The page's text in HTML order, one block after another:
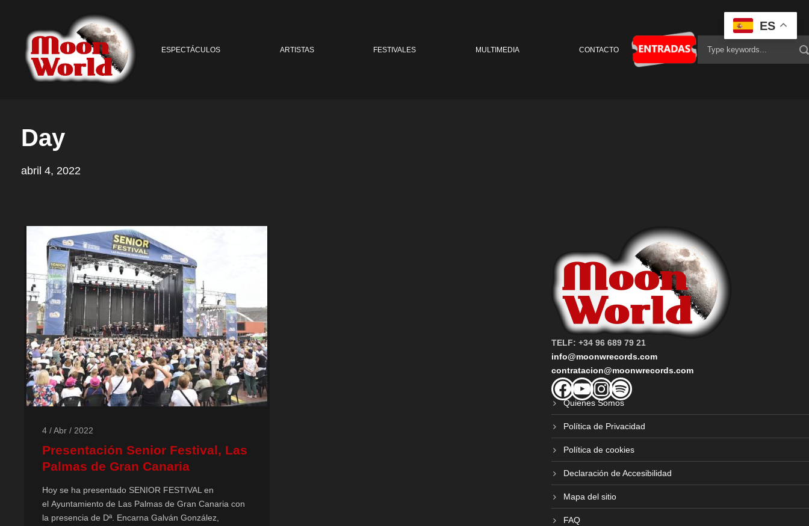
ESPECTÁCULOS ARTISTAS FESTIVALES MULTIMEDIA CONTACTO
Day
abril 4, 2022
4 / Abr / 2022
Presentación Senior Festival, Las
Palmas de Gran Canaria
Hoy se ha presentado SENIOR FESTIVAL en
el Ayuntamiento de Las Palmas de Gran Canaria con
la presencia de Dª. Encarna Galván González,
TELF: +34 96 689 79 21
info@moonwrecords.com
contratacion@moonwrecords.com
Facebook
YouTubeInstagram
Spotify
Quienes Somos
Política de Privacidad
Política de cookies
Declaración de Accesibilidad
Mapa del sitio
FAQ
ES